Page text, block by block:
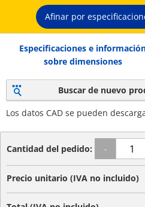
Afinar por
Especificaciones e
sobre dimensiones
Buscar de nuevo
Los datos CAD se pueden
Cantidad del pedido: -
Precio unitario (IVA no incluido)